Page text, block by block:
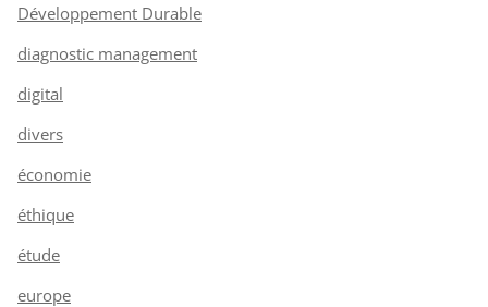
Développement Durable
diagnostic management
digital
divers
économie
éthique
étude
europe